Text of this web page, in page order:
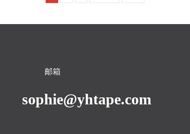
邮箱
sophie@yhtape.com